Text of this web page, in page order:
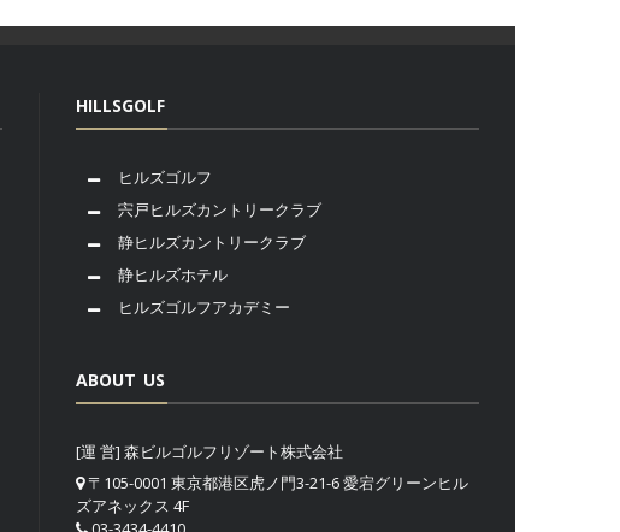
HILLSGOLF
ヒルズゴルフ
宍戸ヒルズカントリークラブ
静ヒルズカントリークラブ
静ヒルズホテル
ヒルズゴルフアカデミー
ABOUT US
[運 営] 森ビルゴルフリゾート株式会社
〒105-0001 東京都港区虎ノ門3-21-6 愛宕グリーンヒル
ズアネックス 4F